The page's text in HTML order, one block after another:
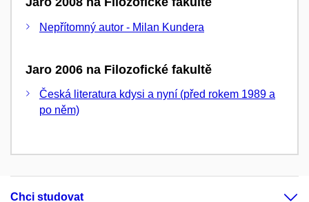
Nepřítomný autor - Milan Kundera
Jaro 2006 na Filozofické fakultě
Česká literatura kdysi a nyní (před rokem 1989 a
po něm)
Chci studovat